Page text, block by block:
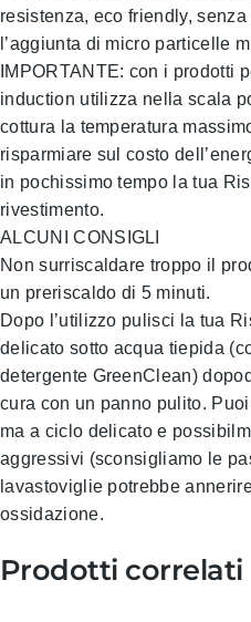
resistenza, eco friendly,
l’aggiunta di micro particelle
IMPORTANTE: con i prodotti
induction utilizza nella scala
cottura la temperatura
risparmiare sul costo
in pochissimo tempo la tua
rivestimento.
ALCUNI CONSIGLI
Non surriscaldare troppo il
un preriscaldo di 5 minuti.
Dopo l’utilizzo pulisci la tua
delicato sotto acqua tiepida
detergente GreenClean)
cura con un panno pulito.
ma a ciclo delicato e
aggressivi (sconsigliamo le
lavastoviglie potrebbe
ossidazione.
Prodotti correlati